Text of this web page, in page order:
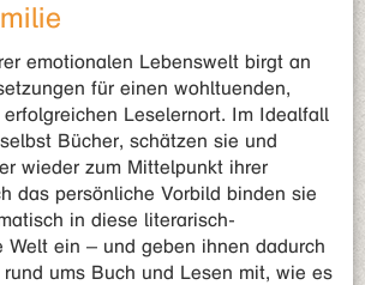
emotionalen Lebenswelt birgt an
für einen wohltuenden,
Leselernort. Im Idealfall
Bücher, schätzen sie und
wieder zum Mittelpunkt ihrer
das persönliche Vorbild binden sie
in diese literarisch-
Welt ein – und geben ihnen dadurch
ums Buch und Lesen mit, wie es